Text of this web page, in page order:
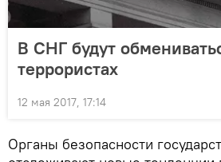
В СНГ будут
террористах
12 мая 2017, 17:14
Органы безопасности